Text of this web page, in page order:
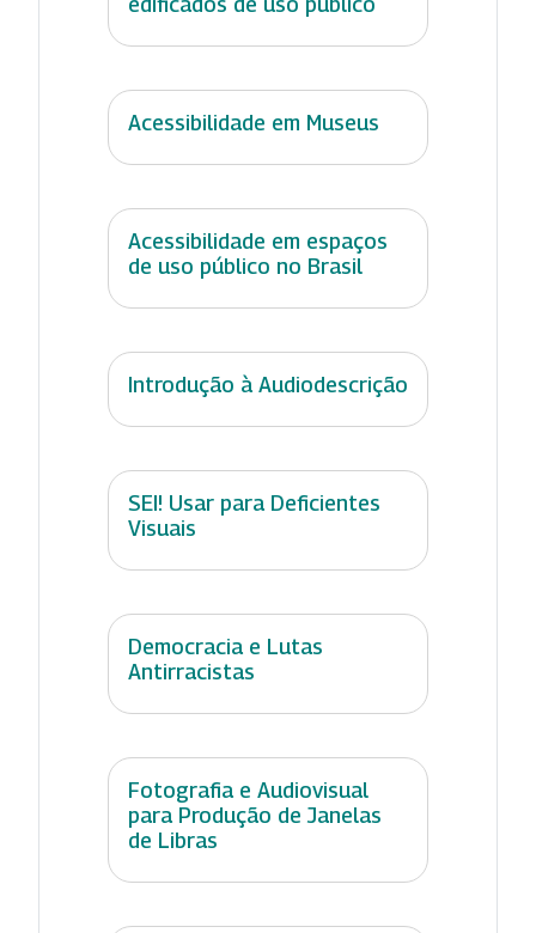
Acessibilidade em Museus
Acessibilidade em espaços
de uso público no Brasil
Introdução à Audiodescrição
SEI! Usar para Deficientes
Visuais
Democracia e Lutas
Antirracistas
Fotografia e Audiovisual
para Produção de Janelas
de Libras